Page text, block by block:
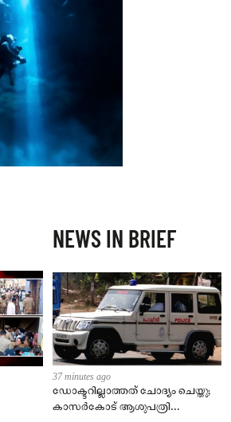
NEWS IN BRIEF
37 minutes ago
ഡോക്ടറില്ലാത്തത് ചോദ്യം ചെയ്തു;
കാസർകോട് ആശുപത്രി